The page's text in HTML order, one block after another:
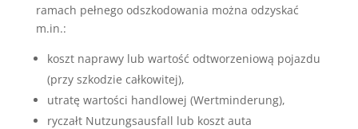
ramach pełnego odszkodowania można odzyskać
m.in.:
koszt naprawy lub wartość odtworzeniową pojazdu
(przy szkodzie całkowitej),
utratę wartości handlowej (Wertminderung),
ryczałt Nutzungsausfall lub koszt auta